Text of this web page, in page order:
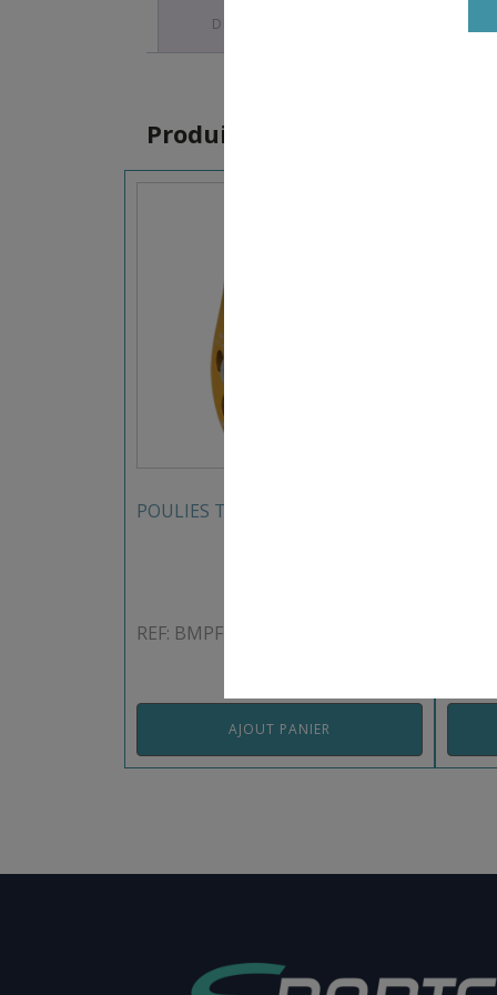
DESCRIPTION
Produits similaires
POULIES TRANSFAIR FIXE BEAL
REF: BMPFBEA
AJOUT PANIER